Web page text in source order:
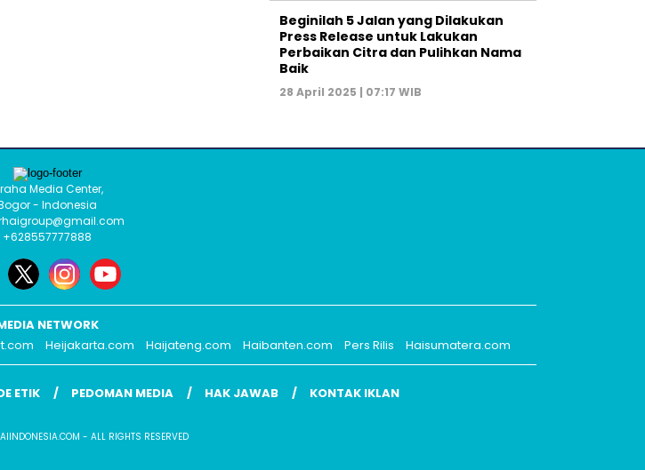
Beginilah 5 Jalan yang Dilakukan
Press Release untuk Lakukan
Perbaikan Citra dan Pulihkan Nama
Baik
28 April 2025 | 07:17 WIB
Media Center,
- Indonesia
+628557777888
NETWORK
Heijakarta.com Haijateng.com Haibanten.com Pers Rilis Haisumatera.com
ETIK PEDOMAN MEDIA HAK JAWAB KONTAK IKLAN
- ALL RIGHTS RESERVED